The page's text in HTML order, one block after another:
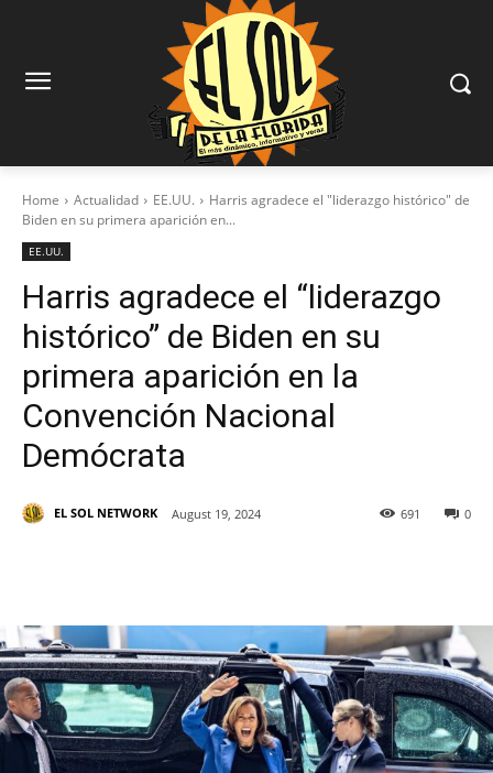
Home Actualidad EE.UU.
Harris agradece el "liderazgo histórico" de
Biden en su primera aparición en...
EE.UU.
Harris agradece el “liderazgo
histórico” de Biden en su
primera aparición en la
Convención Nacional
Demócrata
EL SOL NETWORK August 19, 2024 0
691